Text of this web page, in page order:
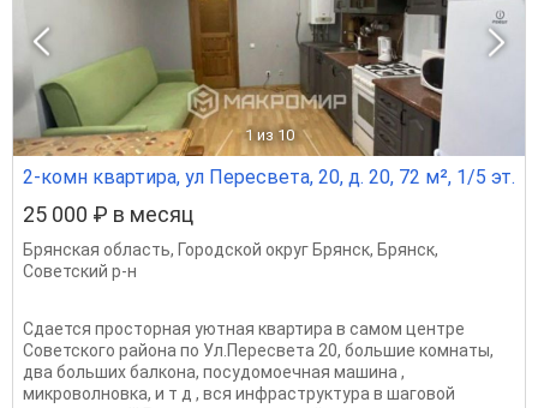
1 из 10
2-комн квартира, ул Пересвета, 20, д. 20, 72 м², 1/5 эт.
25 000 ₽ в месяц
Брянская область, Городской округ Брянск, Брянск,
Советский р-н
Сдается просторная уютная квартира в самом центре
Советского района по Ул.Пересвета 20, большие комнаты,
два больших балкона, посудомоечная машина ,
микроволновка, и т д , вся инфраструктура в шаговой